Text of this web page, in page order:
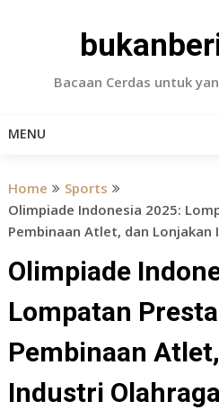
Bacaan Cerdas untuk
MENU
Home
Sports
Olimpiade Indonesia 2025:
Pembinaan Atlet, dan Lonjakan
Olimpiade
Lompatan
Pembinaan
Industri Olahraga